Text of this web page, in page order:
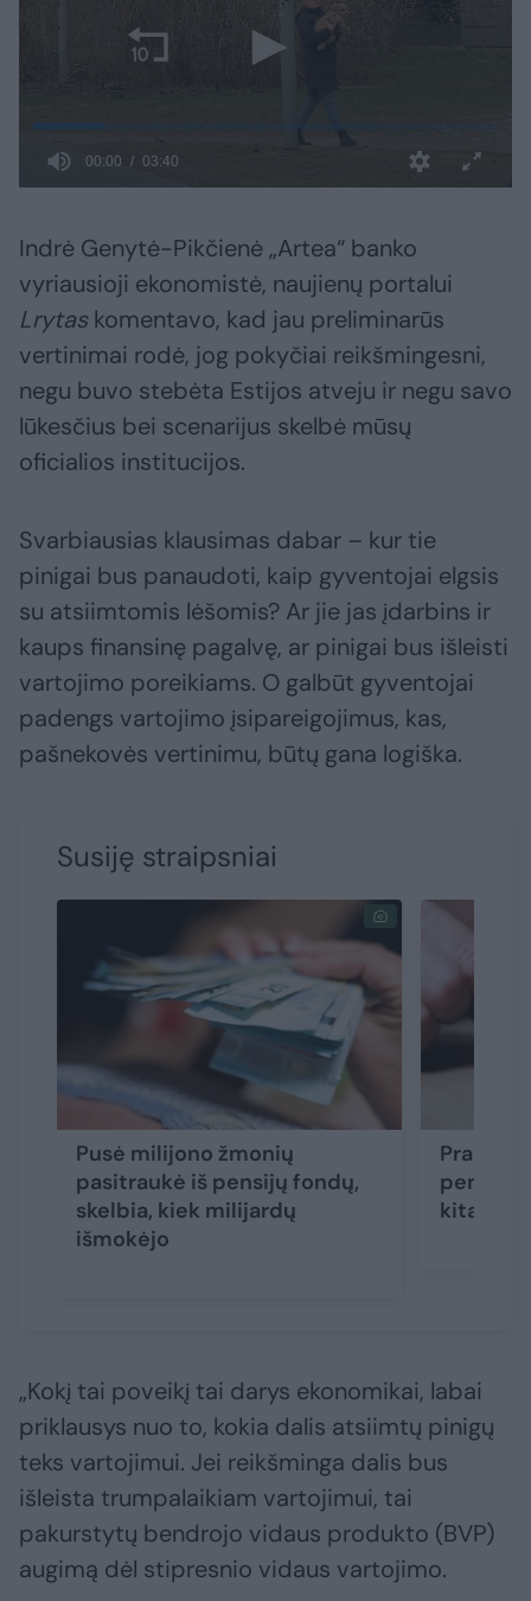
Indrė Genytė-Pikčienė „Artea“ banko
vyriausioji ekonomistė, naujienų portalui
Lrytaskomentavo, kad jau preliminarūs
vertinimai rodė, jog pokyčiai reikšmingesni,
negu buvo stebėta Estijos atveju ir negu savo
lūkesčius bei scenarijus skelbė mūsų
oficialios institucijos.
Svarbiausias klausimas dabar – kur tie
pinigai bus panaudoti, kaip gyventojai elgsis
su atsiimtomis lėšomis? Ar jie jas įdarbins ir
kaups finansinę pagalvę, ar pinigai bus išleisti
vartojimo poreikiams. O galbūt gyventojai
padengs vartojimo įsipareigojimus, kas,
pašnekovės vertinimu, būtų gana logiška.
Susiję straipsniai
Pusė milijono žmonių
pasitraukė iš pensijų fondų,
skelbia, kiek milijardų
išmokėjo
pensijų
kitaip
„Kokį tai poveikį tai darys ekonomikai, labai
priklausys nuo to, kokia dalis atsiimtų pinigų
teks vartojimui. Jei reikšminga dalis bus
išleista trumpalaikiam vartojimui, tai
pakurstytų bendrojo vidaus produkto (BVP)
augimą dėl stipresnio vidaus vartojimo.